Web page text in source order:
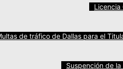
Licencia
de tráfico de Dallas para el
Suspención de
nueva ley de Texas